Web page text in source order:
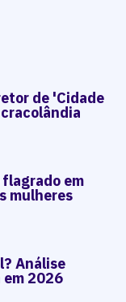
de 'Cidade
em
mulheres
Análise
em 2026